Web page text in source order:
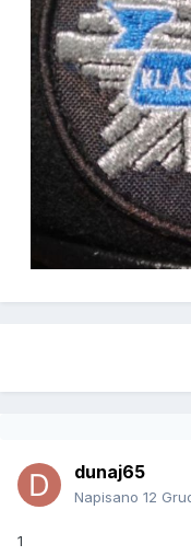
dunaj65
Napisano 12
1